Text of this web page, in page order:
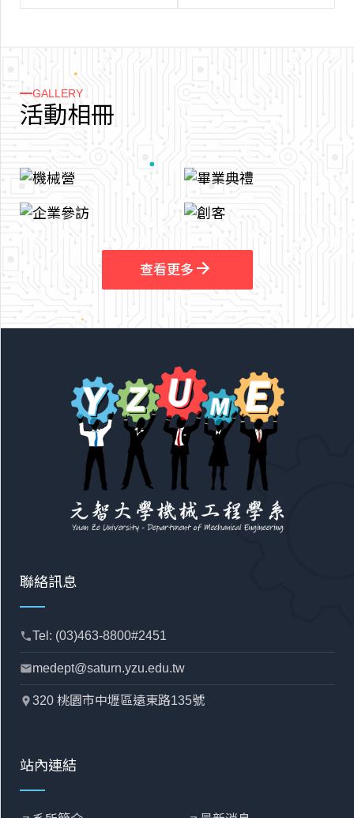
GALLERY
活動相冊
查看更多
聯絡訊息
phoneTel: (03)463-8800#2451
mailmedept@saturn.yzu.edu.tw
location_pin320 桃園市中壢區遠東路135號
站內連結